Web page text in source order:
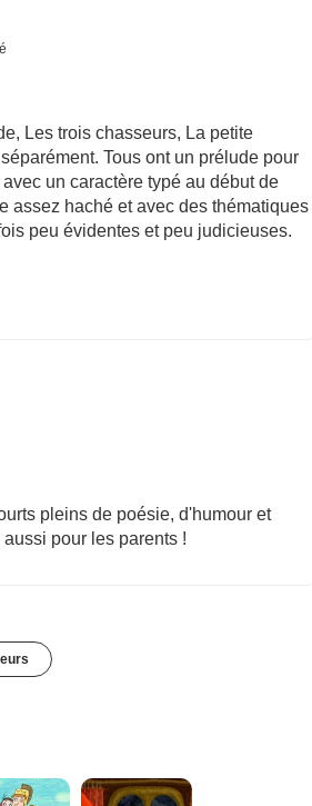
Les trois chasseurs, La petite
Tous ont un prélude pour
un caractère typé au début de
assez haché et avec des thématiques
peu évidentes et peu judicieuses.
pleins de poésie, d'humour et
pour les parents !